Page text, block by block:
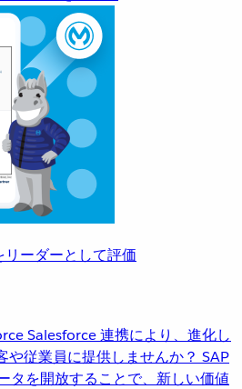
ーダーとして評価
Salesforce 連携により、進化し
や従業員に提供しませんか？ SAP
タを開放することで、新しい価値